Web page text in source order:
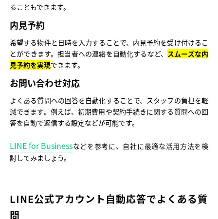
ることもできます。
内見予約
希望する物件と日時を入力することで、内見予約を受け付けるこ
とができます。担当者への連絡を自動化するなど、 スムーズな内
見予約を実現できます。
お問い合わせ対応
よくある質問への回答を自動化することで、スタッフの負担を軽
減できます。例えば、初期費用や契約手続きに関する質問への回
答を自動で返信する設定などが可能です。
LINE for Businessなどを参考に、自社に最適な活用方法を検
討してみましょう。
LINE公式アカウント自動応答でよくある質
問